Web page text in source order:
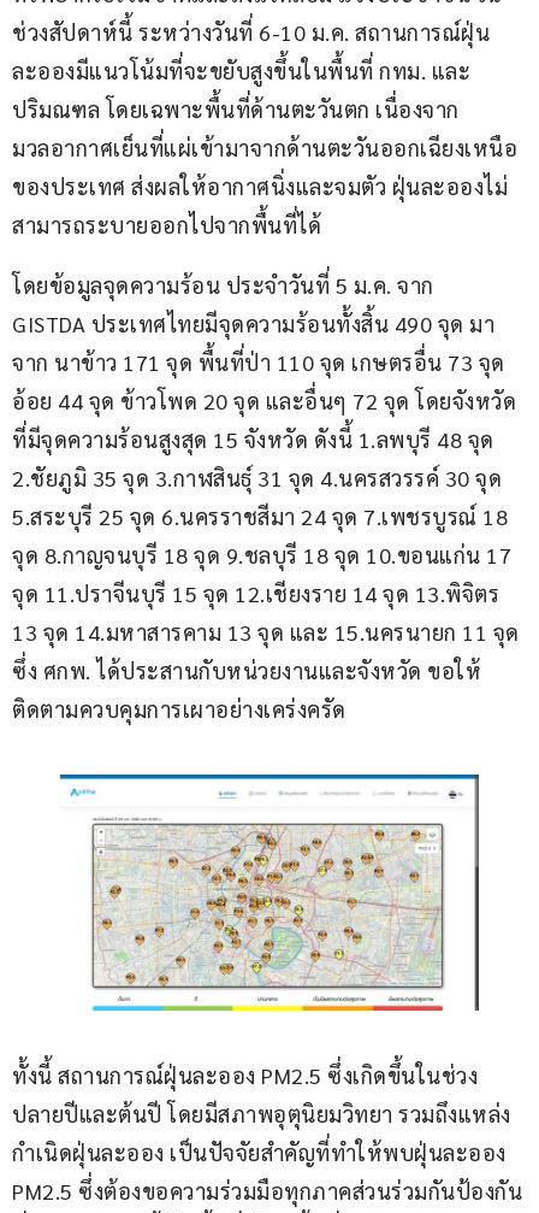
ช่วงสัปดาห์นี้ ระหว่างวันที่ 6-10 ม.ค. สถานการณ์ฝุ่น
ละอองมีแนวโน้มที่จะขยับสูงขึ้นในพื้นที่ กทม. และ
ปริมณฑล โดยเฉพาะพื้นที่ด้านตะวันตก เนื่องจาก
มวลอากาศเย็นที่แผ่เข้ามาจากด้านตะวันออกเฉียงเหนือ
ของประเทศ ส่งผลให้อากาศนิ่งและจมตัว ฝุ่นละอองไม่
สามารถระบายออกไปจากพื้นที่ได้
โดยข้อมูลจุดความร้อน ประจำวันที่ 5 ม.ค. จาก
GISTDA ประเทศไทยมีจุดความร้อนทั้งสิ้น 490 จุด มา
จาก นาข้าว 171 จุด พื้นที่ป่า 110 จุด เกษตรอื่น 73 จุด
อ้อย 44 จุด ข้าวโพด 20 จุด และอื่นๆ 72 จุด โดยจังหวัด
ที่มีจุดความร้อนสูงสุด 15 จังหวัด ดังนี้ 1.ลพบุรี 48 จุด
2.ชัยภูมิ 35 จุด 3.กาฬสินธุ์ 31 จุด 4.นครสวรรค์ 30 จุด
5.สระบุรี 25 จุด 6.นครราชสีมา 24 จุด 7.เพชรบูรณ์ 18
จุด 8.กาญจนบุรี 18 จุด 9.ชลบุรี 18 จุด 10.ขอนแก่น 17
จุด 11.ปราจีนบุรี 15 จุด 12.เชียงราย 14 จุด 13.พิจิตร
13 จุด 14.มหาสารคาม 13 จุด และ 15.นครนายก 11 จุด
ซึ่ง ศกพ. ได้ประสานกับหน่วยงานและจังหวัด ขอให้
ติดตามควบคุมการเผาอย่างเคร่งครัด
ทั้งนี้ สถานการณ์ฝุ่นละออง PM2.5 ซึ่งเกิดขึ้นในช่วง
ปลายปีและต้นปี โดยมีสภาพอุตุนิยมวิทยา รวมถึงแหล่ง
กำเนิดฝุ่นละออง เป็นปัจจัยสำคัญที่ทำให้พบฝุ่นละออง
PM2.5 ซึ่งต้องขอความร่วมมือทุกภาคส่วนร่วมกันป้องกัน